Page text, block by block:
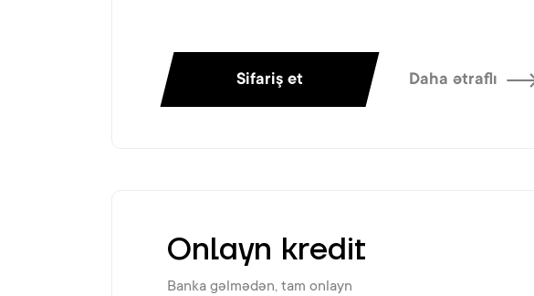
Sifariş et Daha ətraflı
Onlayn kredit
Banka gəlmədən, tam onlayn